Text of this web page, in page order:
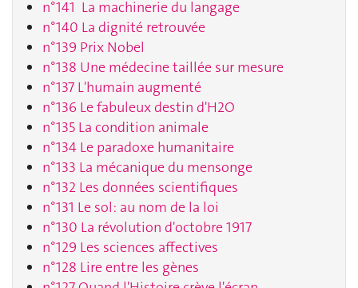
n°141 La machinerie du langage
n°140 La dignité retrouvée
n°139 Prix Nobel
n°138 Une médecine taillée sur mesure
n°137 L'humain augmenté
n°136 Le fabuleux destin d'H2O
n°135 La condition animale
n°134 Le paradoxe humanitaire
n°133 La mécanique du mensonge
n°132 Les données scientifiques
n°131 Le sol: au nom de la loi
n°130 La révolution d'octobre 1917
n°129 Les sciences affectives
n°128 Lire entre les gènes